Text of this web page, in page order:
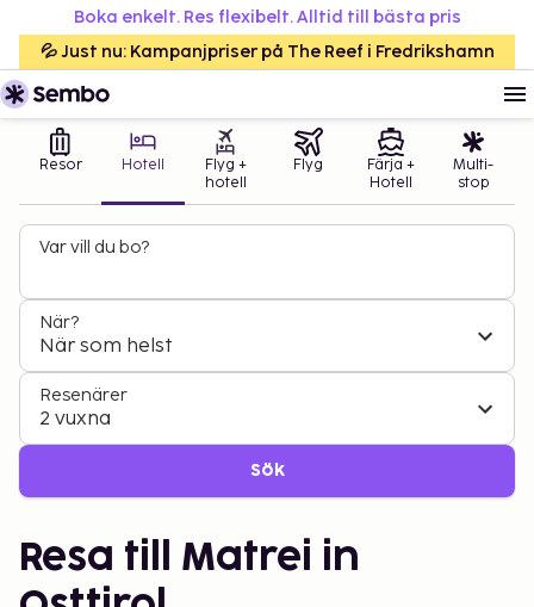
Boka enkelt. Res flexibelt. Alltid till bästa pris
💦 Just nu: Kampanjpriser på The Reef i Fredrikshamn
Resor Hotell
Flyg +
hotell
Flyg
Färja +
Hotell
Multi-
stop
Var vill du bo?
När?
När som helst
Resenärer
2 vuxna
Sök
Resa till Matrei in